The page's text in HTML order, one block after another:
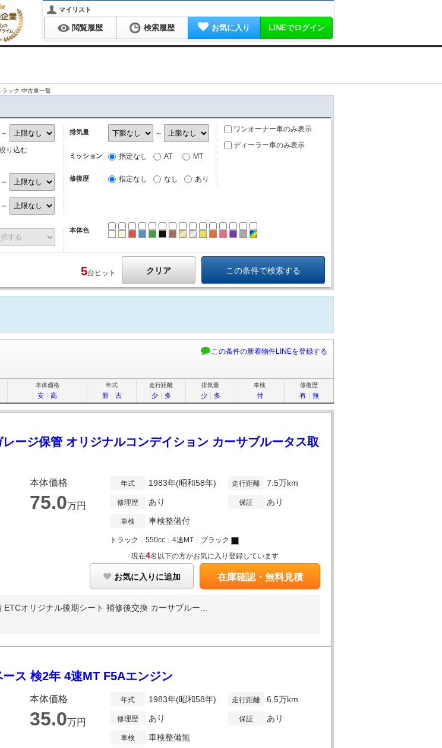
マイリスト
閲覧履歴 検索履歴 お気に入り LINEでログイン
ラック 中古車一覧
～
り込む
～
～
排気量 ～
ミッション 指定なし AT MT
修復歴 指定なし なし あり
ワンオーナー車のみ表示
ディーラー車のみ表示
本体色
レッドブルーグリーン
ブラック
ブラウンゴールド パープル
グレー
クリア
5台ヒット
この条件の新着物件LINEを登録する
本体価格
安 ｜ 高
年式
新｜ 古
走行距離
少｜ 多
排気量
少｜ 多
車検
付
修復歴
有｜ 無
ージ保管 オリジナルコンデイション カーサブルータス取
本体価格
75.0万円
年式 1983年(昭和58年)
修理歴 あり
車検 車検整備付
走行距離 7.5万km
保証 あり
トラック 550cc 4速MT
ブラック
現在4名以下の方がお気に入り登録しています
お気に入りに追加 在庫確認・無料見積
オリジナル後期シート 補修後交換 カーサブルー...
ス 検2年 4速MT F5Aエンジン
本体価格
35.0万円
年式 1983年(昭和58年)
修理歴 あり
車検 車検整備無
走行距離 6.5万km
保証 あり